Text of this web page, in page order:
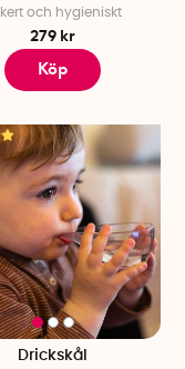
och hygieniskt
279 kr
Köp
Drickskål